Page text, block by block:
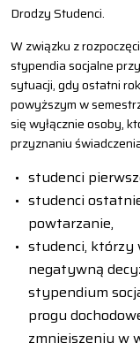
Drodzy Studenci.
W związku z
stypendia socjalne
sytuacji, gdy ostatni
powyższym w
się wyłącznie osoby,
przyznaniu
studenci
studenci
powtarzanie,
studenci, którzy
negatywną
stypendium
progu
zmniejszeniu w